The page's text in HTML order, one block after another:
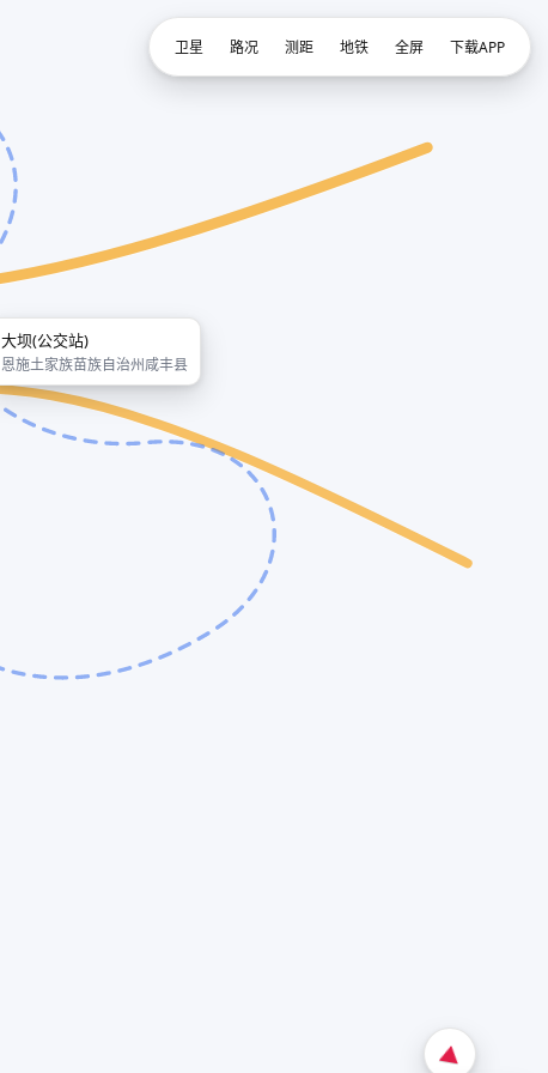
大坝(公交站)
恩施土家族苗族自治州咸丰县
卫星 路况 测距 地铁 全屏 下载APP